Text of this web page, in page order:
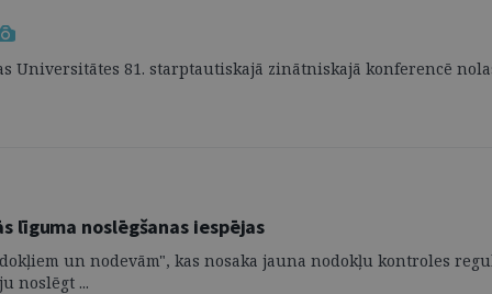
Universitātes 81. starptautiskajā zinātniskajā konferencē
līguma noslēgšanas iespējas
un nodevām", kas nosaka jauna nodokļu kontroles
noslēgt ...